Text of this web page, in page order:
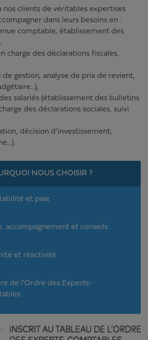
nos clients de véritables expertises
dans leurs besoins en :
comptable, établissement des
charge des déclarations fiscales,
de gestion, analyse de prix de revient,
salariés (établissement des bulletins
des déclarations sociales, suivi
décision d’investissement,
NOUS CHOISIR ?
et paie
accompagnement et conseils
et réactivité
de l'Ordre des Experts-